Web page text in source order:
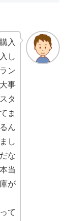
入
し
ン
事
タ
ま
ん
し
な
当
が
て